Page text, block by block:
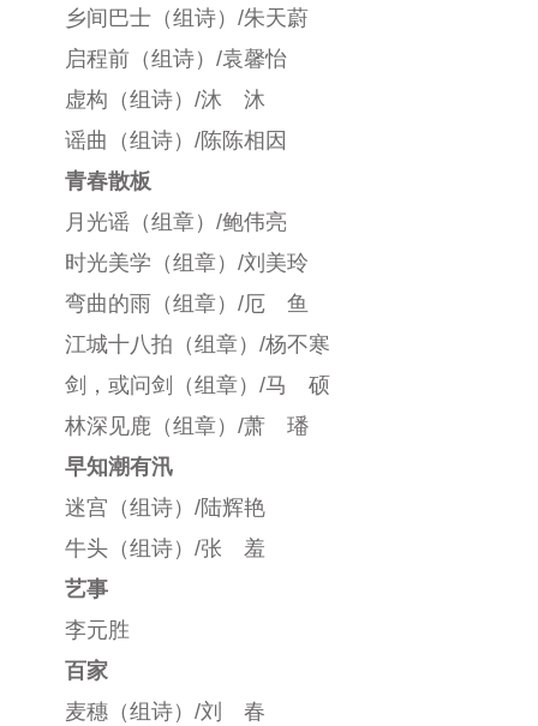
乡间巴士（组诗）/朱天蔚
启程前（组诗）/袁馨怡
虚构（组诗）/沐 沐
谣曲（组诗）/陈陈相因
青春散板
月光谣（组章）/鲍伟亮
时光美学（组章）/刘美玲
弯曲的雨（组章）/厄 鱼
江城十八拍（组章）/杨不寒
剑，或问剑（组章）/马 硕
林深见鹿（组章）/萧 璠
早知潮有汛
迷宫（组诗）/陆辉艳
牛头（组诗）/张 羞
艺事
李元胜
百家
麦穗（组诗）/刘 春